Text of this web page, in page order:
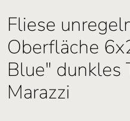
Fliese
Oberfläche
Blue" dunkles
Marazzi